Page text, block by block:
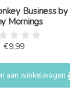
Business by
Mornings
€9,99
aan winkelwagen